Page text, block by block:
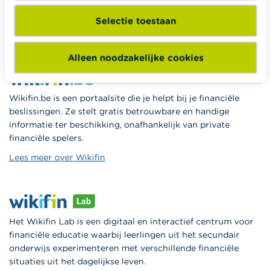
Selectie toestaan
Alleen noodzakelijke cookies
ondersteunen bij hun lessen financiële educatie.
Naar Wikifin School
Wikifin.be is een portaalsite die je helpt bij je financiële
beslissingen. Ze stelt gratis betrouwbare en handige
informatie ter beschikking, onafhankelijk van private
financiële spelers.
Lees meer over Wikifin
Het Wikifin Lab is een digitaal en interactief centrum voor
financiële educatie waarbij leerlingen uit het secundair
onderwijs experimenteren met verschillende financiële
situaties uit het dagelijkse leven.